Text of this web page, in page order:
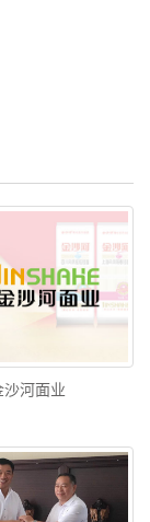
沙河面业